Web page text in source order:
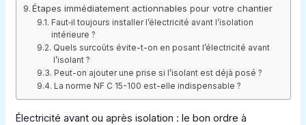
Étapes immédiatement actionnables pour votre chantier
Faut‑il toujours installer l’électricité avant l’isolation
intérieure ?
Quels surcoûts évite-t-on en posant l’électricité avant
l’isolant ?
Peut-on ajouter une prise si l’isolant est déjà posé ?
La norme NF C 15-100 est-elle indispensable ?
Électricité avant ou après isolation : le bon ordre à